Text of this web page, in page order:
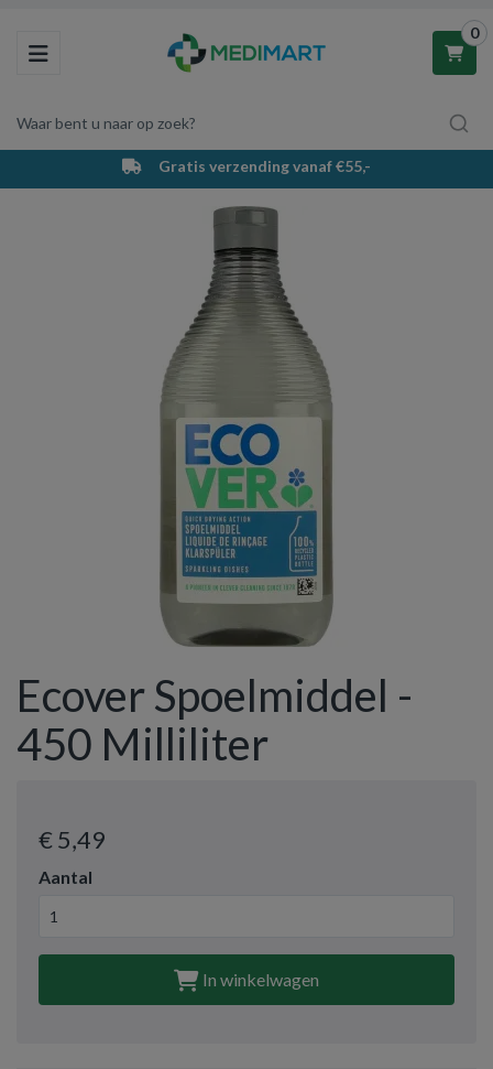
Toggle navigation
Waar bent u naar op zoek?
0
Winkelwagen
Uw winkelwagen is leeg.
Vul hem met producten.
Gratis verzending vanaf €55,-
Ecover Spoelmiddel -
450 Milliliter
€ 5,49
Aantal
In winkelwagen